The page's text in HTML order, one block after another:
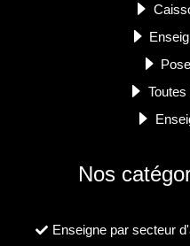
Nos
Enseigne par secteur